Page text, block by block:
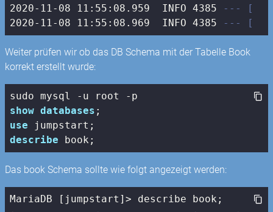
2020-11 -08 11 : 55 : 08.959
  INFO
4385
--- [
2020-11 -08 11 : 55 : 08.969
  INFO
4385 --- [
Weiter prüfen wir ob das DB Schema mit der Tabelle Book
korrekt erstellt wurde:
show databases
use
describe book;
Das book Schema sollte wie folgt angezeigt werden:
MariaDB [jumpstart]> describe book;